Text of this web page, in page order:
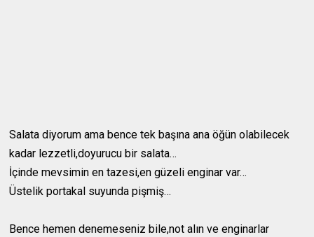
Salata diyorum ama bence tek başına ana öğün olabilecek
kadar lezzetli,doyurucu bir salata…
İçinde mevsimin en tazesi,en güzeli enginar var…
Üstelik portakal suyunda pişmiş…
Bence hemen denemeseniz bile,not alın ve enginarlar